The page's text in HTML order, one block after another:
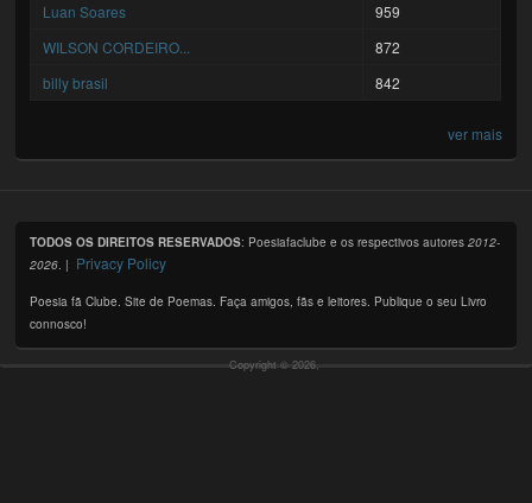
Luan Soares
959
WILSON CORDEIRO...
872
billy brasil
842
ver mais
TODOS OS DIREITOS RESERVADOS: Poesiafaclube e os respectivos autores2012-
2026. | Privacy Policy
Poesia fã Clube. Site de Poemas. Faça amigos, fãs e leitores. Publique o seu Livro
connosco!
Copyright © 2026,